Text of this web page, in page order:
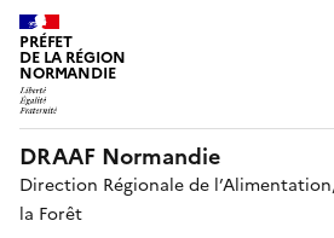
PRÉFET
DE LA RÉGION
NORMANDIE
DRAAF Normandie
Direction Régionale de
la Forêt